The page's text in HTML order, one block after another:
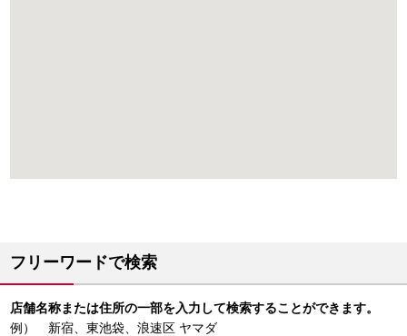
フリーワードで検索
店舗名称または住所の一部を入力して検索することができます。
例） 新宿、東池袋、浪速区 ヤマダ